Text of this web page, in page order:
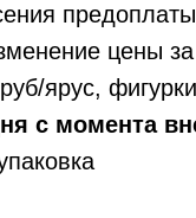
цены
ярус, фигурки
с момента